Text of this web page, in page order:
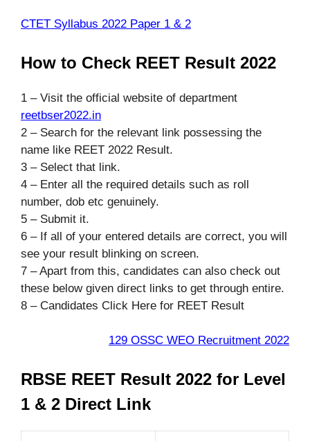
CTET Syllabus 2022 Paper 1 & 2
How to Check REET Result 2022
1 – Visit the official website of department
reetbser2022.in
2 – Search for the relevant link possessing the
name like REET 2022 Result.
3 – Select that link.
4 – Enter all the required details such as roll
number, dob etc genuinely.
5 – Submit it.
6 – If all of your entered details are correct, you will
see your result blinking on screen.
7 – Apart from this, candidates can also check out
these below given direct links to get through entire.
8 – Candidates Click Here for REET Result
129 OSSC WEO Recruitment 2022
RBSE REET Result 2022 for Level
1 & 2 Direct Link